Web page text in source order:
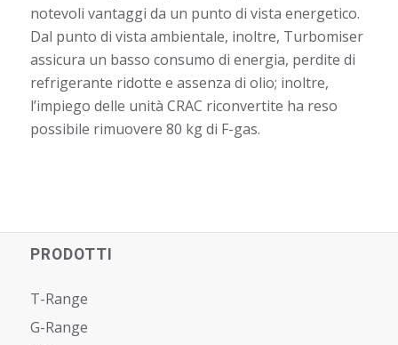
notevoli vantaggi da un punto di vista energetico.
Dal punto di vista ambientale, inoltre, Turbomiser
assicura un basso consumo di energia, perdite di
refrigerante ridotte e assenza di olio; inoltre,
l’impiego delle unità CRAC riconvertite ha reso
possibile rimuovere 80 kg di F-gas.
PRODOTTI
T-Range
G-Range